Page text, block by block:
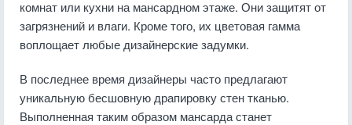
комнат или кухни на мансардном этаже. Они защитят от
загрязнений и влаги. Кроме того, их цветовая гамма
воплощает любые дизайнерские задумки.
В последнее время дизайнеры часто предлагают
уникальную бесшовную драпировку стен тканью.
Выполненная таким образом мансарда станет